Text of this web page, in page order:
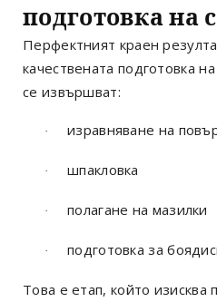
подготовка на
Перфектният краен
качествената подготовка
се извършват:
· изравняване на
· шпакловка
· полагане на мазилки
· подготовка за
Това е етап, който изисква